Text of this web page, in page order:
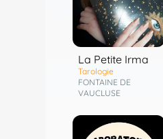
La Petite Irma
Tarologie
FONTAINE DE
VAUCLUSE